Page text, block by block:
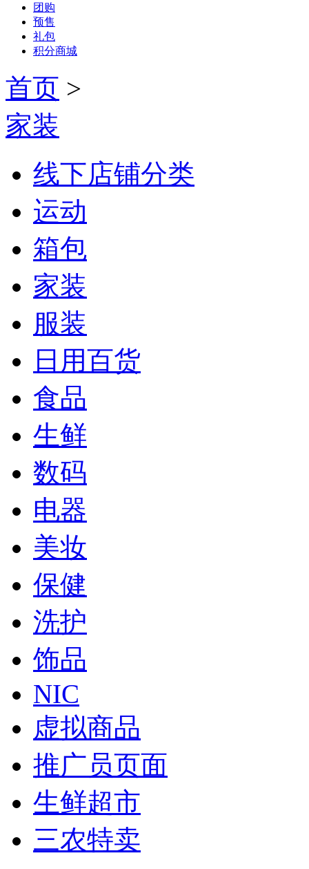
团购
预售
礼包
积分商城
首页 >
家装
线下店铺分类
运动
箱包
家装
服装
日用百货
食品
生鲜
数码
电器
美妆
保健
洗护
饰品
NIC
虚拟商品
推广员页面
生鲜超市
三农特卖